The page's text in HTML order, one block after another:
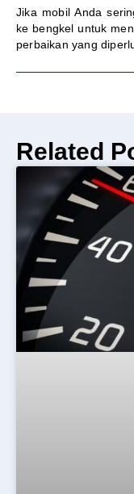
Jika mobil Anda
ke bengkel untuk
perbaikan yang
Related